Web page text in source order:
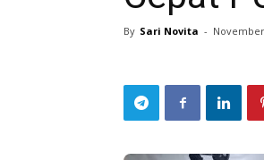
By Sari Novita -